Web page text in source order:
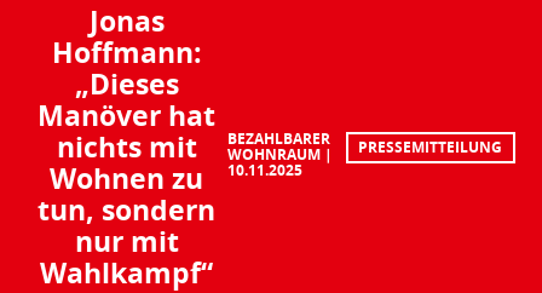
Jonas
Hoffmann:
„Dieses
Manöver hat
nichts mit
Wohnen zu
tun, sondern
nur mit
Wahlkampf“
BEZAHLBARER
WOHNRAUM
10.11.2025
PRESSEMITTEILUNG